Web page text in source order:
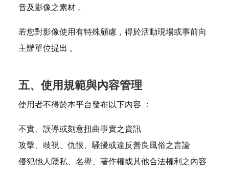
音及影像之素材 。
若您對影像使用有特殊顧慮，得於活動現場或事前向
主辦單位提出 。
五、使用規範與內容管理
使用者不得於本平台發布以下內容 ：
不實、誤導或刻意扭曲事實之資訊
攻擊、歧視、仇恨、騷擾或違反善良風俗之言論
侵犯他人隱私、名譽、著作權或其他合法權利之內容